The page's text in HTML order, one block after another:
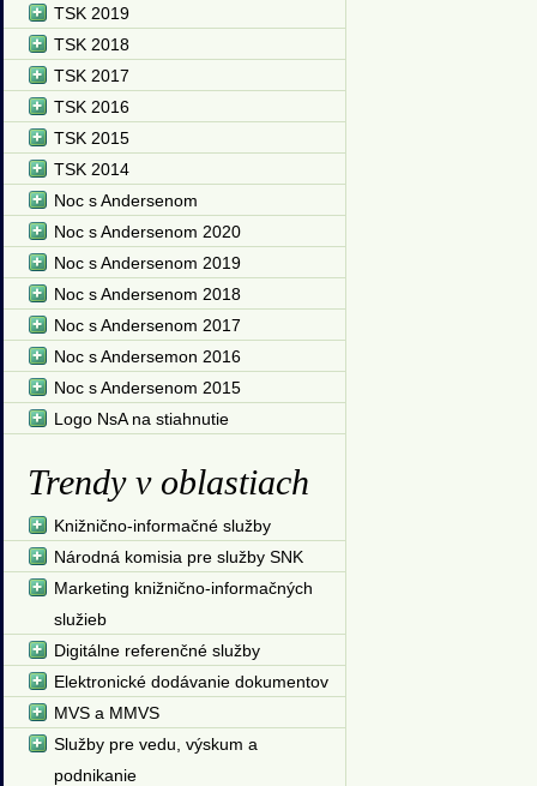
TSK 2019
TSK 2018
TSK 2017
TSK 2016
TSK 2015
TSK 2014
Noc s Andersenom
Noc s Andersenom 2020
Noc s Andersenom 2019
Noc s Andersenom 2018
Noc s Andersenom 2017
Noc s Andersemon 2016
Noc s Andersenom 2015
Logo NsA na stiahnutie
Trendy v oblastiach
Knižnično-informačné služby
Národná komisia pre služby SNK
Marketing knižnično-informačných
služieb
Digitálne referenčné služby
Elektronické dodávanie dokumentov
MVS a MMVS
Služby pre vedu, výskum a
podnikanie